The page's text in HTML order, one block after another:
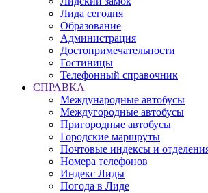
Лида сегодня
Образование
Администрация
Достопримечательности
Гостиницы
Телефонный справочник
СПРАВКА
Международные автобусы
Междугородные автобусы
Пригородные автобусы
Городские маршруты
Почтовые индексы и
Номера телефонов
Индекс Лиды
Погода в Лиде